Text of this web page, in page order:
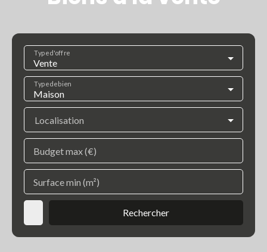
Vente
Type d'offre
Maison
Type de bien
Localisation
Budget max (€)
Surface min (m²)
Rechercher